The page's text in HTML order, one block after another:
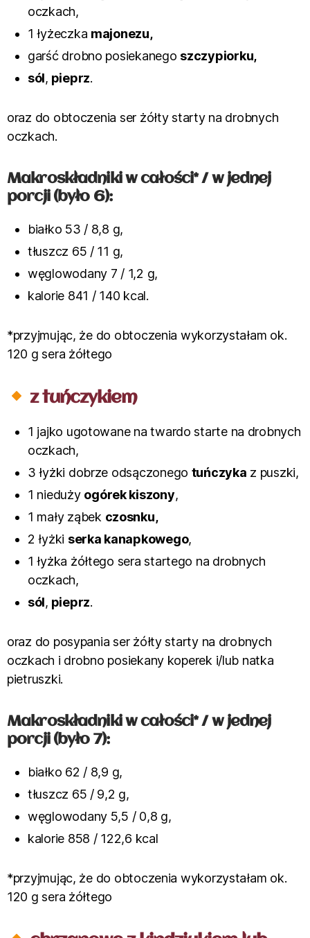
oczkach,
1 łyżeczka majonezu,
garść drobno posiekanego szczypiorku,
sól, pieprz.
oraz do obtoczenia ser żółty starty na drobnych
oczkach.
Makroskładniki w całości* / w jednej
porcji (było 6):
białko 53 / 8,8 g,
tłuszcz 65 / 11 g,
węglowodany 7 / 1,2 g,
kalorie 841 / 140 kcal.
*przyjmując, że do obtoczenia wykorzystałam ok.
120 g sera żółtego
z tuńczykiem
1 jajko ugotowane na twardo starte na drobnych
oczkach,
3 łyżki dobrze odsączonego tuńczyka z puszki,
1 nieduży ogórek kiszony,
1 mały ząbek czosnku,
2 łyżki serka kanapkowego,
1 łyżka żółtego sera startego na drobnych
oczkach,
sól, pieprz.
oraz do posypania ser żółty starty na drobnych
oczkach i drobno posiekany koperek i/lub natka
pietruszki.
Makroskładniki w całości* / w jednej
porcji (było 7):
białko 62 / 8,9 g,
tłuszcz 65 / 9,2 g,
węglowodany 5,5 / 0,8 g,
kalorie 858 / 122,6 kcal
*przyjmując, że do obtoczenia wykorzystałam ok.
120 g sera żółtego